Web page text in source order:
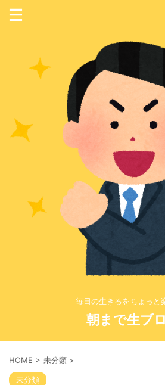
毎日の生きるをちょっと
朝まで生ブ
HOME > 未分類 >
未分類